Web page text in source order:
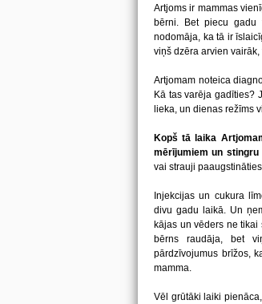
Artjoms ir mammas
bērni. Bet piecu gadu
nodomāja, ka tā ir
viņš dzēra arvien
Artjomam noteica
Kā tas varēja gadīties?
lieka, un dienas režīms
Kopš tā laika
mērījumiem un stingru
vai strauji
Injekcijas un cukura
divu gadu laikā. Un
kājas un vēders ne
bērns raudāja, bet
pārdzīvojumus brīžos,
mamma.
Vēl grūtāki laiki